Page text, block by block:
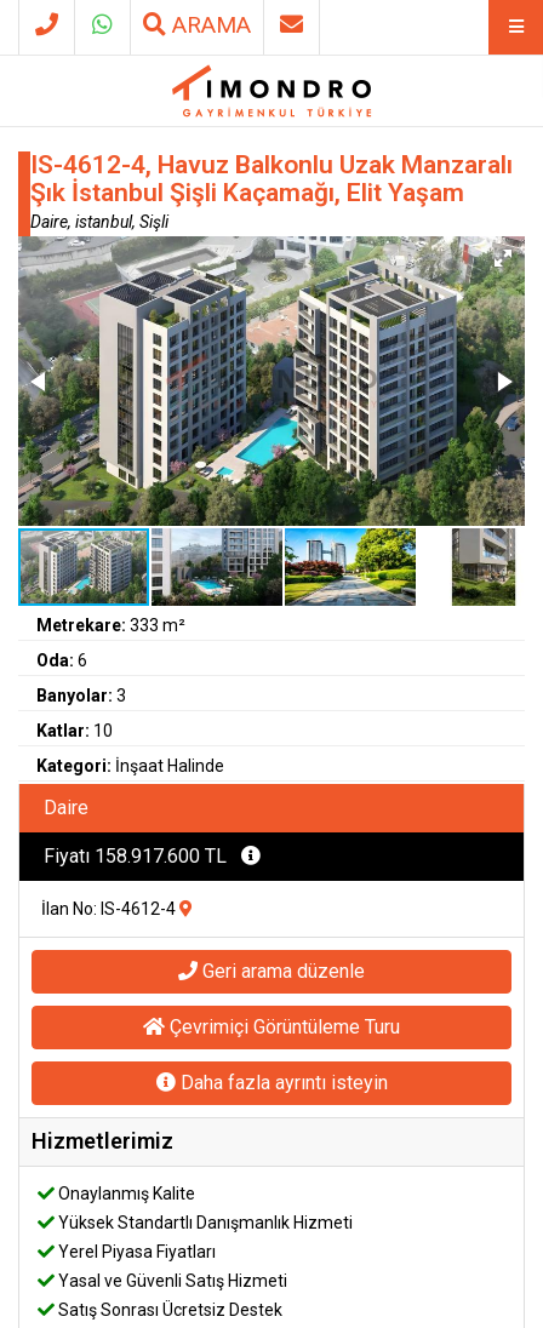
ARAMA
IS-4612-4, Havuz Balkonlu Uzak Manzaralı
Şık İstanbul Şişli Kaçamağı, Elit Yaşam
Daire, istanbul, Sişli
Metrekare: 333 m²
Oda: 6
Banyolar: 3
Katlar: 10
Kategori: İnşaat Halinde
Daire
Fiyatı 158.917.600 TL
İlan No: IS-4612-4
Geri arama düzenle
Çevrimiçi Görüntüleme Turu
Daha fazla ayrıntı isteyin
Hizmetlerimiz
Onaylanmış Kalite
Yüksek Standartlı Danışmanlık Hizmeti
Yerel Piyasa Fiyatları
Yasal ve Güvenli Satış Hizmeti
Satış Sonrası Ücretsiz Destek